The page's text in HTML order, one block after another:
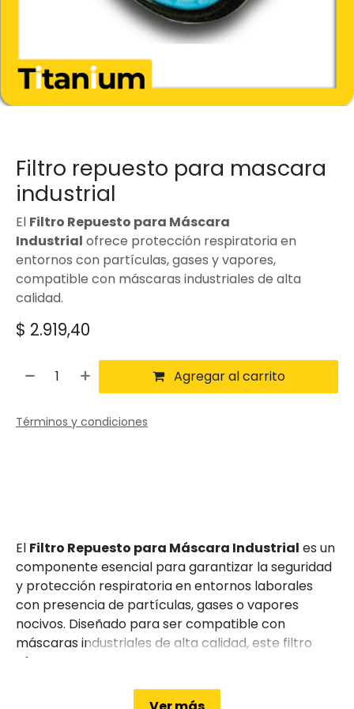
Filtro repuesto para mascara
industrial
El Filtro Repuesto para Máscara
Industrial ofrece protección respiratoria en
entornos con partículas, gases y vapores,
compatible con máscaras industriales de alta
calidad.
$ 2.919,40
Agregar al carrito
Términos y condiciones
El Filtro Repuesto para Máscara Industrial es un
componente esencial para garantizar la seguridad
y protección respiratoria en entornos laborales
con presencia de partículas, gases o vapores
nocivos. Diseñado para ser compatible con
máscaras industriales de alta calidad, este filtro
ofrece un rendimiento confiable y duradero,
ambientes seguros y libres de contaminantes.